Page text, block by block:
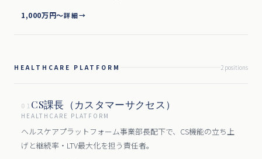
1,000万円〜詳細→
HEALTHCARE PLATFORM 2 positions
01 CS課長（カスタマーサクセス）
HEALTHCARE PLATFORM
ヘルスケアプラットフォーム事業部長配下で、CS機能の立ち上
げと継続率・LTV最大化を担う責任者。